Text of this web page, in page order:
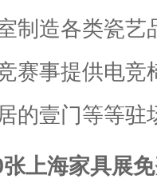
制造各类瓷艺
赛事提供电竞
的壹门等等驻
张上海家具展